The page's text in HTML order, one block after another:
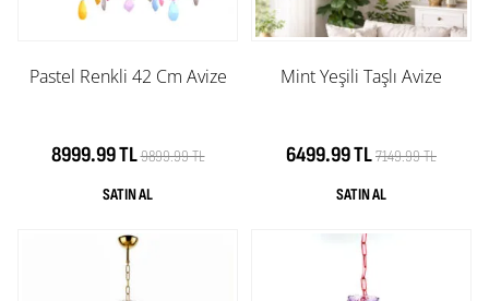
Pastel Renkli 42 Cm Avize
8999.99 TL9899.99 TL
Mint Yeşili Taşlı Avize
6499.99 TL7149.99 TL